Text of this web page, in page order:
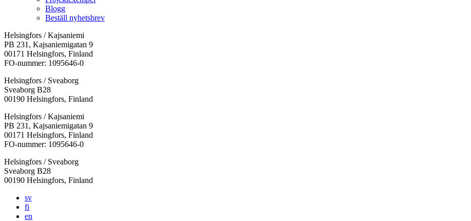
Blogg
Beställ nyhetsbrev
Helsingfors / Kajsaniemi
PB 231, Kajsaniemigatan 9
00171 Helsingfors, Finland
FO-nummer: 1095646-0
Helsingfors / Sveaborg
Sveaborg B28
00190 Helsingfors, Finland
Facebook:
Öppnas
i
en
flik
Instagram:
Öppnas
i
en
flik
TikTok:
Öppnas
i
en
flik
Youtube:
Öppnas
i
en
flik
Vimeo:
Öppnas
i
en
flik
Helsingfors / Kajsaniemi
PB 231, Kajsaniemigatan 9
00171 Helsingfors, Finland
FO-nummer: 1095646-0
Helsingfors / Sveaborg
Sveaborg B28
00190 Helsingfors, Finland
sv
fi
en